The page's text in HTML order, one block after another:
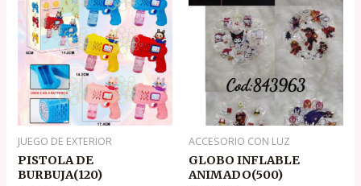
JUEGO DE EXTERIOR
PISTOLA DE
BURBUJA(120)
original
era:
.
₡2,550
actual
es:
.
₡1,700
ACCESORIO CON LUZ
GLOBO INFLABLE
ANIMADO(500)
original
era:
.
₡575
actual
es:
.
₡375